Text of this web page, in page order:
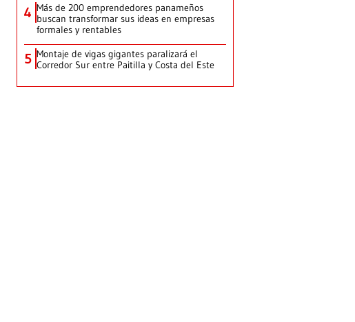
4 Más de 200 emprendedores panameños
buscan transformar sus ideas en empresas
formales y rentables
5 Montaje de vigas gigantes paralizará el
Corredor Sur entre Paitilla y Costa del Este